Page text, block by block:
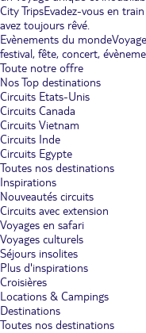
City TripsEvadez-vous en
avez toujours rêvé.
Evènements du monde
festival, fête, concert,
Toute notre offre
Nos Top destinations
Circuits Etats-Unis
Circuits Canada
Circuits Vietnam
Circuits Inde
Circuits Egypte
Toutes nos destinations
Inspirations
Nouveautés circuits
Circuits avec extension
Voyages en safari
Voyages culturels
Séjours insolites
Plus d'inspirations
Croisières
Locations & Campings
Destinations
Toutes nos destinations